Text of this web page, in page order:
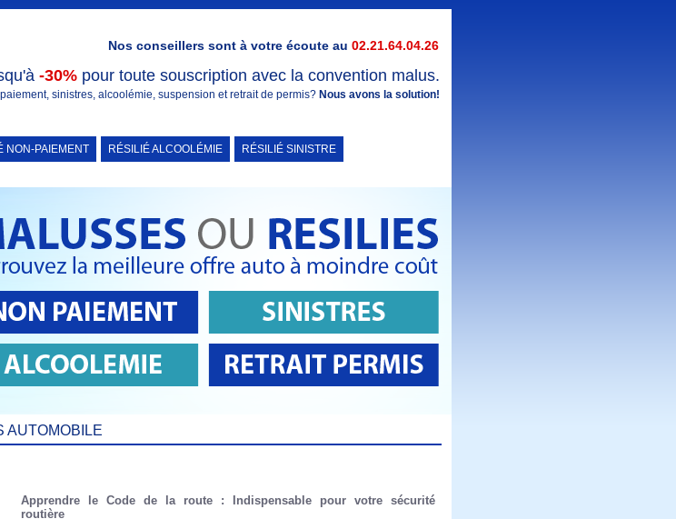
Nos conseillers sont à votre écoute au 02.21.64.04.26
-30% pour toute souscription avec la convention malus.
sinistres, alcoolémie, suspension et retrait de permis? Nous avons la solution!
NON-PAIEMENT RÉSILIÉ ALCOOLÉMIE
RÉSILIÉ SINISTRE
AUTOMOBILE
Apprendre le Code de la route : Indispensable pour votre sécurité
routière